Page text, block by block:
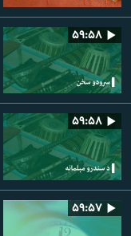
۵۹:۵۸
۵۹:۵۸
۵۹:۵۷